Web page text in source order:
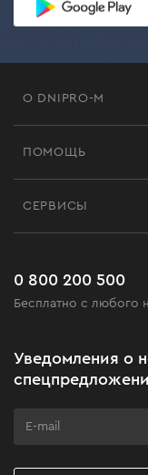
О DNIPRO-M
Черная пятница
Клуб мастерства
ПОМОЩЬ
Часто задаваемые
СЕРВИСЫ
0 800 200 500
Бесплатно с любого
Уведомления о